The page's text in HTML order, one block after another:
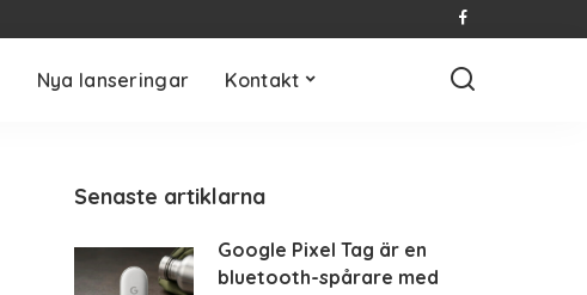
Nya lanseringar Kontakt
Senaste artiklarna
Google Pixel Tag är en
bluetooth-spårare med